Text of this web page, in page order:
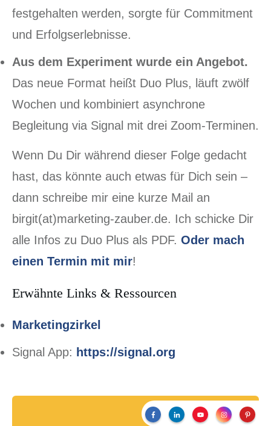
festgehalten werden, sorgte für Commitment
und Erfolgserlebnisse.
Aus dem Experiment wurde ein Angebot.
Das neue Format heißt Duo Plus, läuft zwölf
Wochen und kombiniert asynchrone
Begleitung via Signal mit drei Zoom-Terminen.
Wenn Du Dir während dieser Folge gedacht
hast, das könnte auch etwas für Dich sein –
dann schreibe mir eine kurze Mail an
birgit(at)marketing-zauber.de. Ich schicke Dir
alle Infos zu Duo Plus als PDF. Oder mach
einen Termin mit mir!
Erwähnte Links & Ressourcen
Marketingzirkel
Signal App: https://signal.org